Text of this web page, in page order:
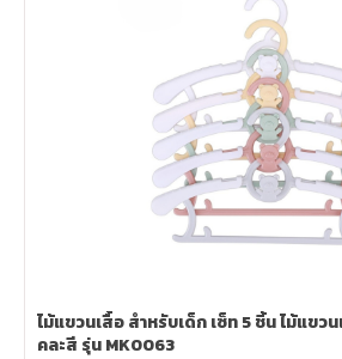
ไม้แขวนเสื้อ สำหรับเด็ก เซ็ท 5 ชิ้น ไม้แขว
คละสี รุ่น MK0063